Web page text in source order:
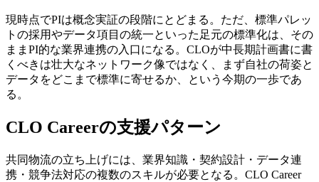
現時点でPIは概念実証の段階にとどまる。ただ、標準パレッ
トの採用やデータ項目の統一といった足元の標準化は、その
ままPI的な業界連携の入口になる。CLOが中長期計画書に書
くべきは壮大なネットワーク像ではなく、まず自社の荷姿と
データをどこまで標準に寄せるか、という今期の一歩であ
る。
CLO Careerの支援パターン
共同物流の立ち上げには、業界知識・契約設計・データ連
携・競争法対応の複数のスキルが必要となる。CLO Career